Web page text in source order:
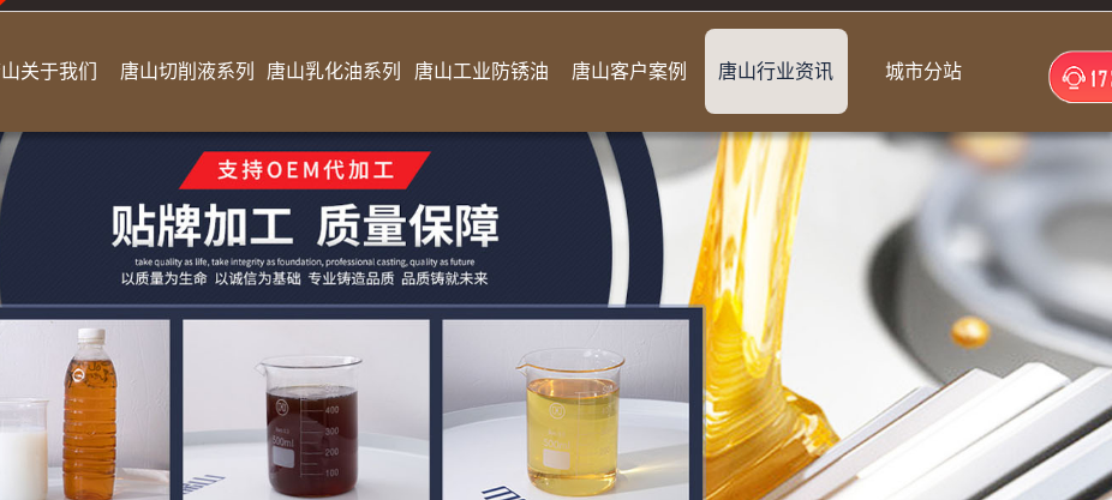
关于我们 唐山切削液系列 唐山乳化油系列 唐山工业防锈油 唐山客户案例 唐山行业资讯 城市分站